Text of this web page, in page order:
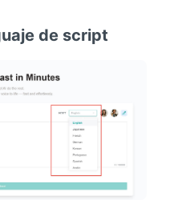
de script